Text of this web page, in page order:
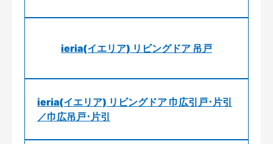
ieria(イエリア) リビングドア 吊戸
ieria(イエリア) リビングドア 巾広引戸･片引
／巾広吊戸･片引